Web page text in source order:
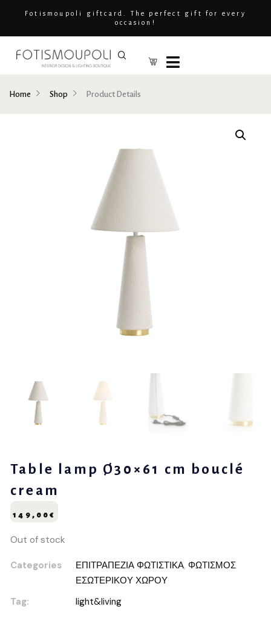
Fotismoupoli giftcard. The perfect gift for every
occasion!
Home Shop Product Details
Table lamp Ø30×61 cm bouclé
cream
149,00€
Out of stock
Categories ΕΠΙΤΡΑΠΕΖΙΑ ΦΩΤΙΣΤΙΚΑ, ΦΩΤΙΣΜΟΣ
ΕΣΩΤΕΡΙΚΟΥ ΧΩΡΟΥ
Tag:
light&living